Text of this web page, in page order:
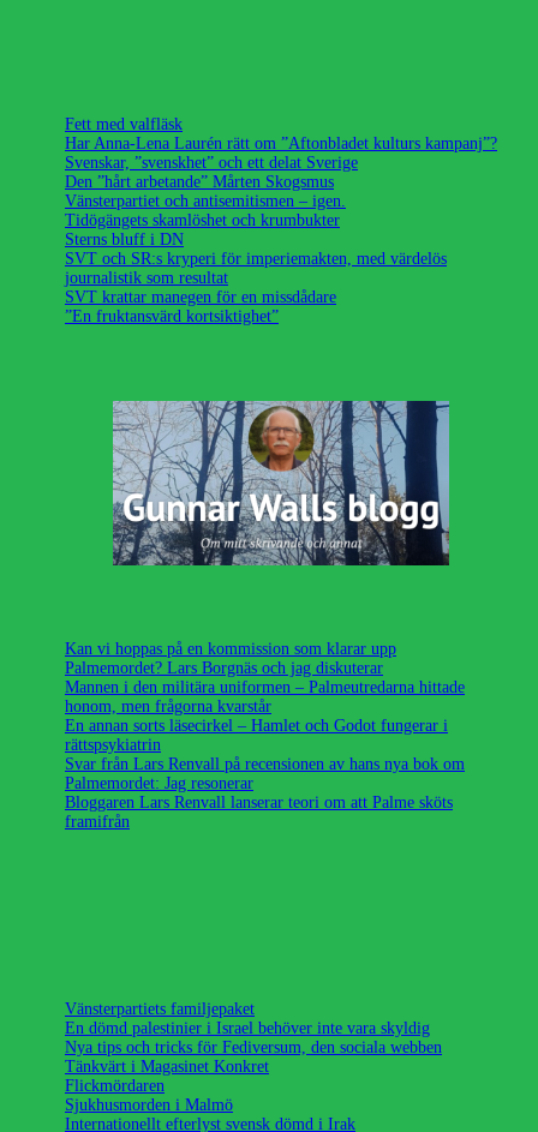
Fett med valfläsk
Har Anna-Lena Laurén rätt om ”Aftonbladet kulturs kampanj”?
Svenskar, ”svenskhet” och ett delat Sverige
Den ”hårt arbetande” Mårten Skogsmus
Vänsterpartiet och antisemitismen – igen.
Tidögängets skamlöshet och krumbukter
Sterns bluff i DN
SVT och SR:s kryperi för imperiemakten, med värdelös
journalistik som resultat
SVT krattar manegen för en missdådare
”En fruktansvärd kortsiktighet”
Kan vi hoppas på en kommission som klarar upp
Palmemordet? Lars Borgnäs och jag diskuterar
Mannen i den militära uniformen – Palmeutredarna hittade
honom, men frågorna kvarstår
En annan sorts läsecirkel – Hamlet och Godot fungerar i
rättspsykiatrin
Svar från Lars Renvall på recensionen av hans nya bok om
Palmemordet: Jag resonerar
Bloggaren Lars Renvall lanserar teori om att Palme sköts
framifrån
Vänsterpartiets familjepaket
En dömd palestinier i Israel behöver inte vara skyldig
Nya tips och tricks för Fediversum, den sociala webben
Tänkvärt i Magasinet Konkret
Flickmördaren
Sjukhusmorden i Malmö
Internationellt efterlyst svensk dömd i Irak